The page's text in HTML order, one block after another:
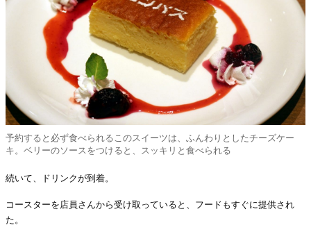
予約すると必ず食べられるこのスイーツは、ふんわりとしたチーズケー
キ。ベリーのソースをつけると、スッキリと食べられる
続いて、ドリンクが到着。
コースターを店員さんから受け取っていると、フードもすぐに提供され
た。